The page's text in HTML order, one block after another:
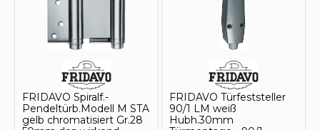
FRIDAVO Spiralf.-
Pendeltürb.Modell M STA
gelb chromatisiert Gr.28
FRIDAVO Türfeststeller
90/1 LM weiß
Hubh.30mm